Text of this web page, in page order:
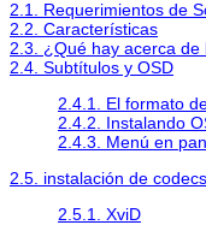
2.1. Requerimientos de
2.2. Características
2.3. ¿Qué hay acerca de
2.4. Subtítulos y OSD
2.4.1. El formato
2.4.2. Instalando
2.4.3. Menú en
2.5. instalación de codecs
2.5.1. XviD